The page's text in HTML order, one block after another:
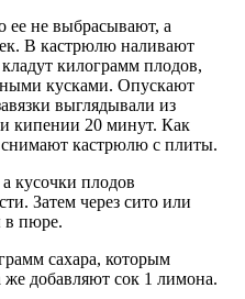
не выбрасывают, а
В кастрюлю наливают
килограмм плодов,
кусками. Опускают
выглядывали из
кипении 20 минут. Как
снимают кастрюлю с плиты.
кусочки плодов
Затем через сито или
в пюре.
сахара, которым
добавляют сок 1 лимона.